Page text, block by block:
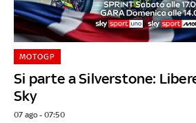
Si parte a Silverstone:
Sky
MOTOGP
07 ago - 07:50